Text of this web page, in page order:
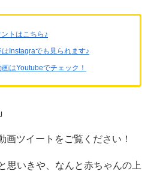
トはこちら♪
Instagraでも見られます♪
はYoutubeでチェック！
画ツイートをご覧ください！
思いきや、なんと赤ちゃんの上